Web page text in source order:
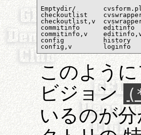
Emptydir/
checkoutlist
checkoutlist,v
commitinfo
commitinfo,v
config          history
config,v        loginfo
このよう
ビジョン
いるのが